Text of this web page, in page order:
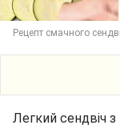
Рецепт смачного
Легкий сендвіч з